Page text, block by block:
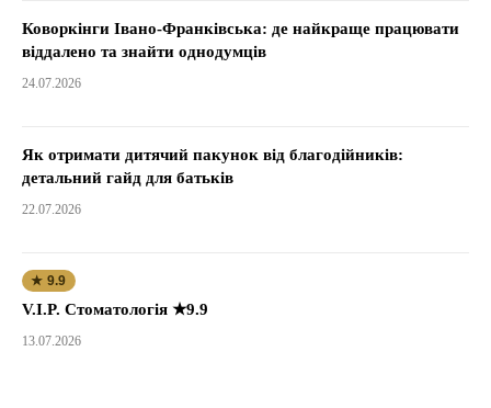
Коворкінги Івано-Франківська: де найкраще працювати
віддалено та знайти однодумців
24.07.2026
Як отримати дитячий пакунок від благодійників:
детальний гайд для батьків
22.07.2026
★ 9.9
V.I.P. Стоматологія ★9.9
13.07.2026